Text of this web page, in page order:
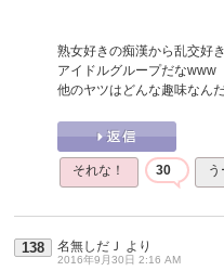
熟女好きの痴漢から乱交好
アイドルグループだなwww
他のヤツはどんな趣味なん
それな！ 30
138 名無しだＪ より
2016年9月30日 2:16 AM